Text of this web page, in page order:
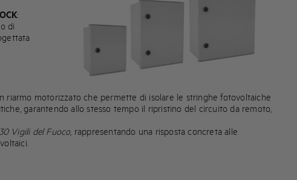
:
di
riarmo motorizzato che permette di isolare le stringhe fotovoltaiche
garantendo allo stesso tempo il ripristino del circuito da remoto,
Vigili del Fuoco, rappresentando una risposta concreta alle